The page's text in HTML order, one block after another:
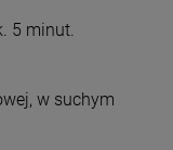
5 minut.
w suchym